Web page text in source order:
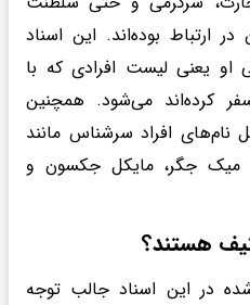
ارتباط بوده‌اند. این اسناد
یعنی لیست افرادی که با
کرده‌اند می‌شود. همچنین
نام‌های افراد سرشناس مانند
میک جگر، مایکل جکسون و
هستند؟
در این اسناد جالب توجه